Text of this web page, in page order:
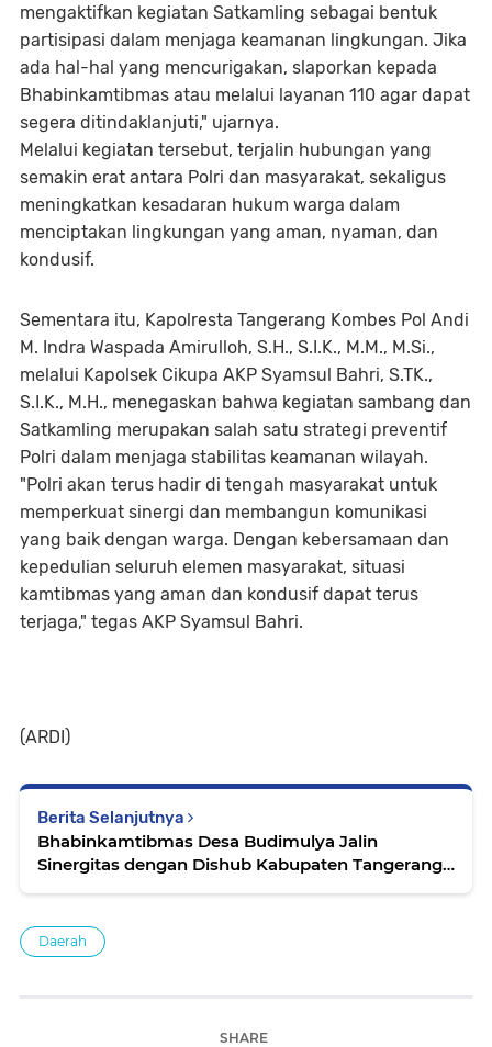
mengaktifkan kegiatan Satkamling sebagai bentuk
partisipasi dalam menjaga keamanan lingkungan. Jika
ada hal-hal yang mencurigakan, slaporkan kepada
Bhabinkamtibmas atau melalui layanan 110 agar dapat
segera ditindaklanjuti," ujarnya.
Melalui kegiatan tersebut, terjalin hubungan yang
semakin erat antara Polri dan masyarakat, sekaligus
meningkatkan kesadaran hukum warga dalam
menciptakan lingkungan yang aman, nyaman, dan
kondusif.
Sementara itu, Kapolresta Tangerang Kombes Pol Andi
M. Indra Waspada Amirulloh, S.H., S.I.K., M.M., M.Si.,
melalui Kapolsek Cikupa AKP Syamsul Bahri, S.TK.,
S.I.K., M.H., menegaskan bahwa kegiatan sambang dan
Satkamling merupakan salah satu strategi preventif
Polri dalam menjaga stabilitas keamanan wilayah.
"Polri akan terus hadir di tengah masyarakat untuk
memperkuat sinergi dan membangun komunikasi
yang baik dengan warga. Dengan kebersamaan dan
kepedulian seluruh elemen masyarakat, situasi
kamtibmas yang aman dan kondusif dapat terus
terjaga," tegas AKP Syamsul Bahri.
(ARDI)
Berita Selanjutnya
Bhabinkamtibmas Desa Budimulya Jalin
Sinergitas dengan Dishub Kabupaten Tangerang
Daerah
SHARE